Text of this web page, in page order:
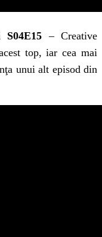
– Creative
top, iar cea mai
unui alt episod din